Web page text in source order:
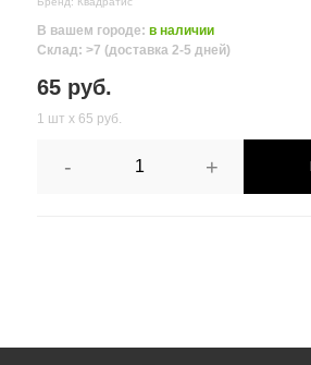
В вашем городе: в наличии
Склад: >7 (доставка 2-5 дней)
65 руб.
1 шт х 65 руб.
- +